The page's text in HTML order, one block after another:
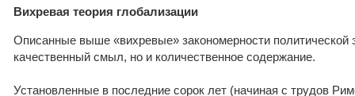
Вихревая теория глобализации
Описанные выше «вихревые» закономерности
качественный смыл, но и количественное содержание.
Установленные в последние сорок лет (начиная с трудов